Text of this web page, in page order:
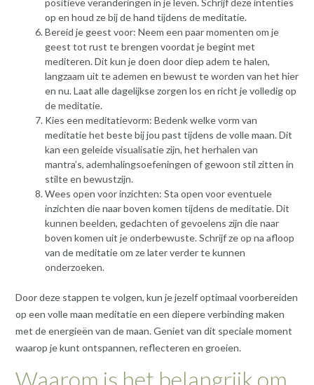
positieve veranderingen in je leven. Schrijf deze intenties
op en houd ze bij de hand tijdens de meditatie.
Bereid je geest voor: Neem een paar momenten om je
geest tot rust te brengen voordat je begint met
mediteren. Dit kun je doen door diep adem te halen,
langzaam uit te ademen en bewust te worden van het hier
en nu. Laat alle dagelijkse zorgen los en richt je volledig op
de meditatie.
Kies een meditatievorm: Bedenk welke vorm van
meditatie het beste bij jou past tijdens de volle maan. Dit
kan een geleide visualisatie zijn, het herhalen van
mantra’s, ademhalingsoefeningen of gewoon stil zitten in
stilte en bewustzijn.
Wees open voor inzichten: Sta open voor eventuele
inzichten die naar boven komen tijdens de meditatie. Dit
kunnen beelden, gedachten of gevoelens zijn die naar
boven komen uit je onderbewuste. Schrijf ze op na afloop
van de meditatie om ze later verder te kunnen
onderzoeken.
Door deze stappen te volgen, kun je jezelf optimaal voorbereiden
op een volle maan meditatie en een diepere verbinding maken
met de energieën van de maan. Geniet van dit speciale moment
waarop je kunt ontspannen, reflecteren en groeien.
Waarom is het belangrijk om